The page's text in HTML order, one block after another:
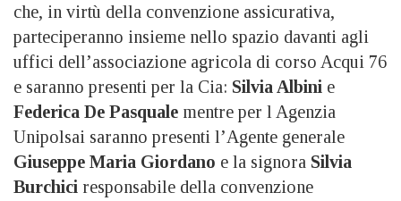
che, in virtù della convenzione assicurativa,
parteciperanno insieme nello spazio davanti agli
uffici dell’associazione agricola di corso Acqui 76
e saranno presenti per la Cia: Silvia Albini e
Federica De Pasquale mentre per l Agenzia
Unipolsai saranno presenti l’Agente generale
Giuseppe Maria Giordano e la signora Silvia
Burchici responsabile della convenzione